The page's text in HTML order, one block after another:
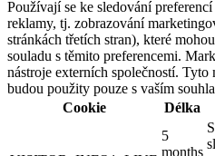
Používají se ke sledování
reklamy, tj. zobrazování
stránkách třetích stran), které
souladu s těmito preferencemi.
nástroje externích společností.
budou použity pouze s vaším
Cookie
Délka
5
months